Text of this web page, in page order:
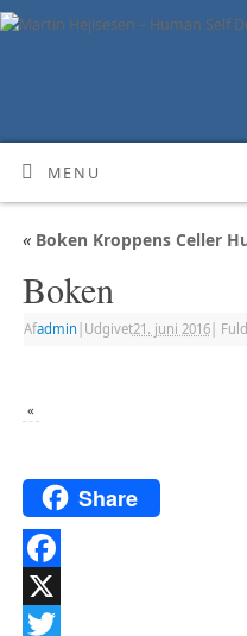
MENU
«Boken Kroppens Celler
Boken
Afadmin Udgivet21. juni 2016|
«
Share
Facebook
X